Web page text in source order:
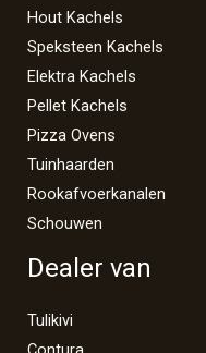
Hout Kachels
Speksteen Kachels
Elektra Kachels
Pellet Kachels
Pizza Ovens
Tuinhaarden
Rookafvoerkanalen
Schouwen
Dealer van
Tulikivi